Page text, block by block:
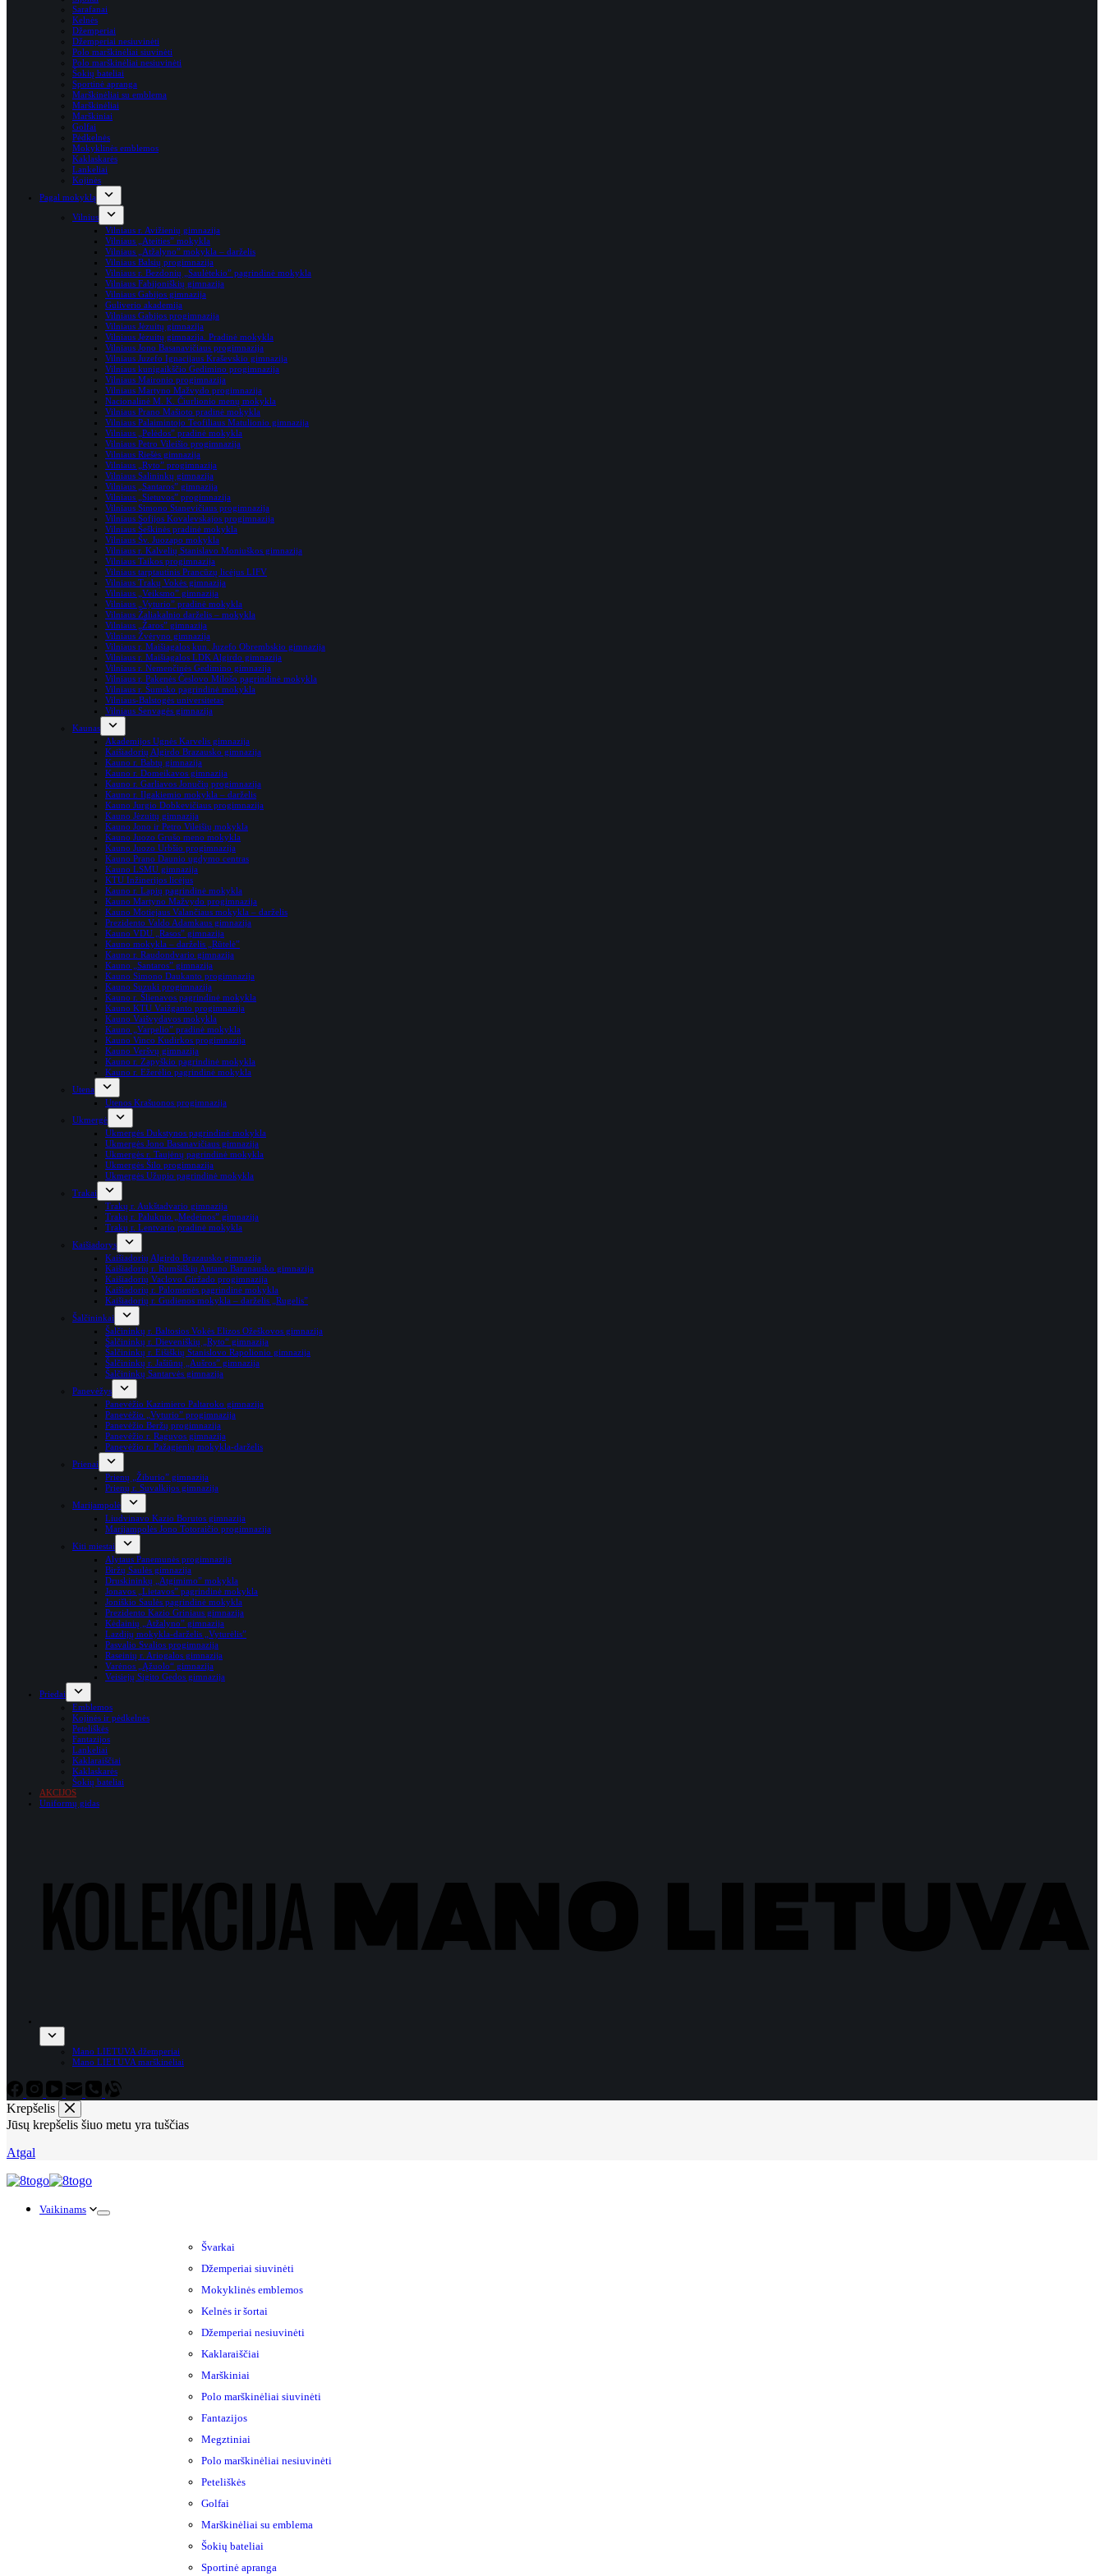
Sarafanai
Kelnės
Džemperiai
Džemperiai nesiuvinėti
Polo marškinėliai siuvinėti
Polo marškinėliai nesiuvinėti
Šokių bateliai
Sportinė apranga
Marškinėliai su emblema
Marškinėliai
Marškiniai
Golfai
Pėdkelnės
Mokyklinės emblemos
Kaklaskarės
Lankeliai
Kojinės
Pagal mokyklą
Vilnius
Vilniaus r. Avižienių gimnazija
Vilniaus „Ateities” mokykla
Vilniaus „Atžalyno” mokykla – darželis
Vilniaus Balsių progimnazija
Vilniaus r. Bezdonių „Saulėtekio” pagrindinė mokykla
Vilniaus Fabijoniškių gimnazija
Vilniaus Gabijos gimnazija
Guliverio akademija
Vilniaus Gabijos progimnazija
Vilniaus Jėzuitų gimnazija
Vilniaus Jėzuitų gimnazija. Pradinė mokykla
Vilniaus Jono Basanavičiaus progimnazija
Vilniaus Juzefo Ignacijaus Kraševskio gimnazija
Vilniaus kunigaikščio Gedimino progimnazija
Vilniaus Maironio progimnazija
Vilniaus Martyno Mažvydo progimnazija
Nacionalinė M. K. Čiurlionio menų mokykla
Vilniaus Prano Mašioto pradinė mokykla
Vilniaus Palaimintojo Teofiliaus Matulionio gimnazija
Vilniaus „Pelėdos” pradinė mokykla
Vilniaus Petro Vileišio progimnazija
Vilniaus Riešės gimnazija
Vilniaus „Ryto” progimnazija
Vilniaus Salininkų gimnazija
Vilniaus „Santaros” gimnazija
Vilniaus „Sietuvos” progimnazija
Vilniaus Simono Stanevičiaus progimnazija
Vilniaus Sofijos Kovalevskajos progimnazija
Vilniaus Šeškinės pradinė mokykla
Vilniaus Šv. Juozapo mokykla
Vilniaus r. Kalvelių Stanislavo Moniuškos gimnazija
Vilniaus Taikos progimnazija
Vilniaus tarptautinis Prancūzų licėjus LIFV
Vilniaus Trakų Vokės gimnazija
Vilniaus „Veiksmo” gimnazija
Vilniaus „Vyturio” pradinė mokykla
Vilniaus Žaliakalnio darželis – mokykla
Vilniaus „Žaros” gimnazija
Vilniaus Žvėryno gimnazija
Vilniaus r. Maišiagalos kun. Juzefo Obrembskio gimnazija
Vilniaus r. Maišiagalos LDK Algirdo gimnazija
Vilniaus r. Nemenčinės Gedimino gimnazija
Vilniaus r. Pake­nės Čes­lovo Milošo pag­rin­dinė mokykla
Vilniaus r. Šumsko pagrindinė mokykla
Vilniaus-Balstogės universitetas
Vilniaus Senvagės gimnazija
Kaunas
Akademijos Ugnės Karvelis gimnazija
Kaišiadorių Algirdo Brazausko gimnazija
Kauno r. Babtų gimnazija
Kauno r. Domeikavos gimnazija
Kauno r. Garliavos Jonučių progimnazija
Kauno r. Ilgakiemio mokykla – darželis
Kauno Jurgio Dobkevičiaus progimnazija
Kauno Jėzuitų gimnazija
Kauno Jono ir Petro Vileišių mokykla
Kauno Juozo Grušo meno mokykla
Kauno Juozo Urbšio progimnazija
Kauno Prano Daunio ugdymo centras
Kauno LSMU gimnazija
KTU Inžinerijos licėjus
Kauno r. Lapių pagrindinė mokykla
Kauno Martyno Mažvydo progimnazija
Kauno Motiejaus Valančiaus mokykla – darželis
Prezidento Valdo Adamkaus gimnazija
Kauno VDU „Rasos” gimnazija
Kauno mokykla – darželis „Rūtelė”
Kauno r. Raudondvario gimnazija
Kauno „Santaros” gimnazija
Kauno Simono Daukanto progimnazija
Kauno Suzuki progimnazija
Kauno r. Šlienavos pagrindinė mokykla
Kauno KTU Vaižganto progimnazija
Kauno Vaišvydavos mokykla
Kauno „Varpelio” pradinė mokykla
Kauno Vinco Kudirkos progimnazija
Kauno Veršvų gimnazija
Kauno r. Zapyškio pagrindinė mokykla
Kauno r. Ežerėlio pagrindinė mokykla
Utena
Utenos Krašuonos progimnazija
Ukmergė
Ukmergės Dukstynos pagrindinė mokykla
Ukmergės Jono Basanavičiaus gimnazija
Ukmergės r. Taujėnų pagrindinė mokykla
Ukmergės Šilo progimnazija
Ukmergės Užupio pagrindinė mokykla
Trakai
Trakų r. Aukštadvario gimnazija
Trakų r. Paluknio „Medeinos” gimnazija
Trakų r. Lentvario pradinė mokykla
Kaišiadorys
Kaišiadorių Algirdo Brazausko gimnazija
Kaišiadorių r. Rumšiškių Antano Baranausko gimnazija
Kaišiadorių Vaclovo Giržado progimnazija
Kaišiadorių r. Palomenės pagrindinė mokykla
Kaišiadorių r. Gudienos mokykla – darželis „Rugelis”
Šalčininkai
Šalčininkų r. Baltosios Vokės Elizos Ožeškovos gimnazija
Šalčininkų r. Dieveniškių „Ryto“ gimnazija
Šalčininkų r. Eišiškių Stanislovo Rapolionio gimnazija
Šalčininkų r. Jašiūnų „Aušros” gimnazija
Šalčininkų Santarvės gimnazija
Panevėžys
Panevėžio Kazimiero Paltaroko gimnazija
Panevėžio „Vyturio” progimnazija
Panevėžio Beržų progimnazija
Panevėžio r. Raguvos gimnazija
Panevėžio r. Pažagienių mokykla-darželis
Prienai
Prienų „Žiburio” gimnazija
Prienų r. Suvalkijos gimnazija
Marijampolė
Liudvinavo Kazio Borutos gimnazija
Marijampolės Jono Totoraičio progimnazija
Kiti miestai
Alytaus Panemunės progimnazija
Biržų Saulės gimnazija
Druskininkų „Atgimimo” mokykla
Jonavos „Lietavos” pagrindinė mokykla
Joniškio Saulės pagrindinė mokykla
Prezidento Kazio Griniaus gimnazija
Kėdainių „Atžalyno” gimnazija
Lazdijų mokykla-darželis „Vyturėlis”
Pasvalio Svalios progimnazija
Raseinių r. Ariogalos gimnazija
Varėnos „Ąžuolo“ gimnazija
Veisiejų Sigito Gedos gimnazija
Priedai
Emblemos
Kojinės ir pėdkelnės
Peteliškės
Fantazijos
Lankeliai
Kaklaraiščiai
Kaklaskarės
Šokių bateliai
AKCIJOS
Uniformų gidas
Mano LIETUVA džemperiai
Mano LIETUVA marškinėliai
Krepšelis
Jūsų krepšelis šiuo metu yra tuščias
Atgal
Vaikinams
Švarkai
Džemperiai siuvinėti
Mokyklinės emblemos
Kelnės ir šortai
Džemperiai nesiuvinėti
Kaklaraiščiai
Marškiniai
Polo marškinėliai siuvinėti
Fantazijos
Megztiniai
Polo marškinėliai nesiuvinėti
Peteliškės
Golfai
Marškinėliai su emblema
Šokių bateliai
Sportinė apranga